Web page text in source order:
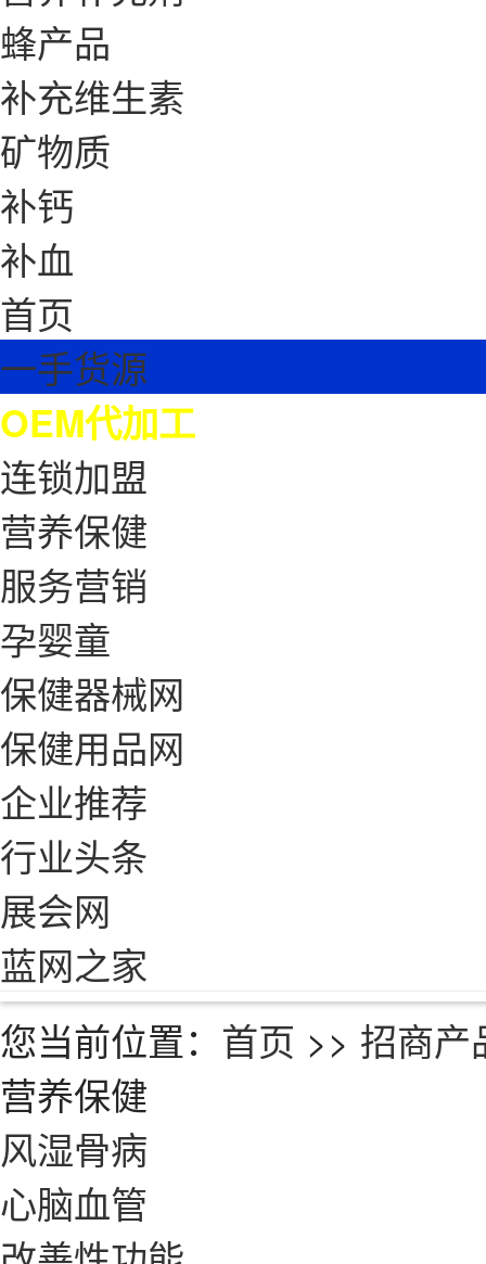
蜂产品
补充维生素
矿物质
补钙
补血
首页
一手货源
OEM代加工
连锁加盟
营养保健
服务营销
孕婴童
保健器械网
保健用品网
企业推荐
行业头条
展会网
蓝网之家
您当前位置： 首页 >> 招商产
营养保健
风湿骨病
心脑血管